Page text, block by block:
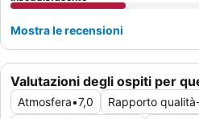
Valutazioni degli ospiti per
Atmosfera•7,0 Rapporto
Mostra le recensioni